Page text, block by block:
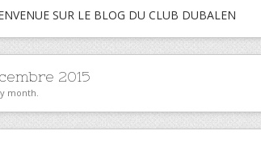
SUR LE BLOG DU CLUB DUBALEN
2015
month.